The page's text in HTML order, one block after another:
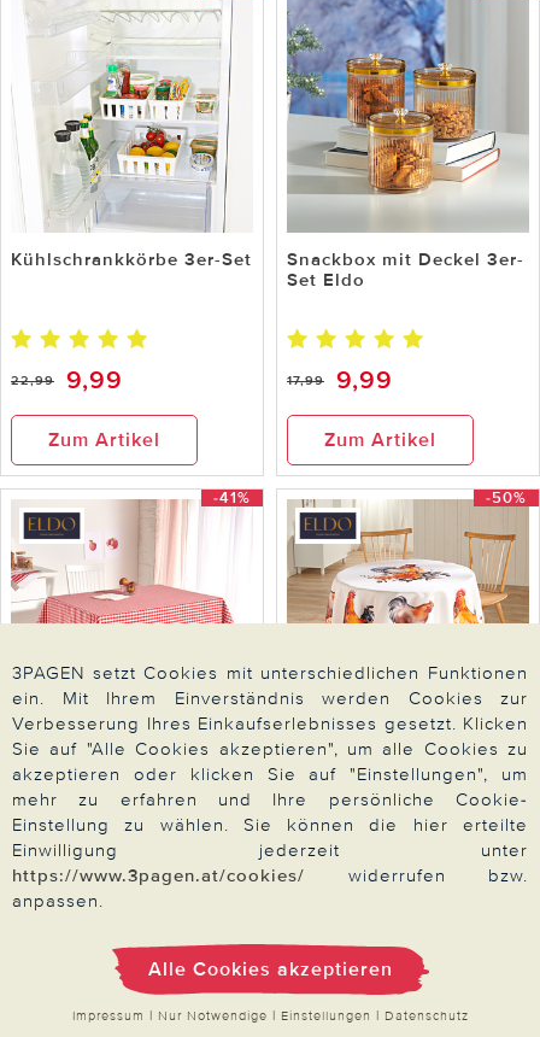
Kühlschrankkörbe 3er-Set
22,99 9,99
Zum Artikel
Snackbox mit Deckel 3er-
Set Eldo
17,99 9,99
Zum Artikel
-41%
Eldo
Karo-Tischdecke rot-weiß
132x132cm Eldo
16,99 9,99
Zum Artikel
-50%
Eldo
Tischdecke "Hahn" Ø 140
cm Eldo
9,99
Zum Artikel
-56%
3PAGEN setzt Cookies mit unterschiedlichen Funktionen
ein. Mit Ihrem Einverständnis werden Cookies zur
Verbesserung Ihres Einkaufserlebnisses gesetzt. Klicken
Sie auf "Alle Cookies akzeptieren", um alle Cookies zu
akzeptieren oder klicken Sie auf "Einstellungen", um
mehr zu erfahren und Ihre persönliche Cookie-
Einstellung zu wählen. Sie können die hier erteilte
Einwilligung jederzeit unter
https://www.3pagen.at/cookies/ widerrufen bzw.
anpassen.
Alle Cookies akzeptieren
Impressum | Nur Notwendige | Einstellungen | Datenschutz